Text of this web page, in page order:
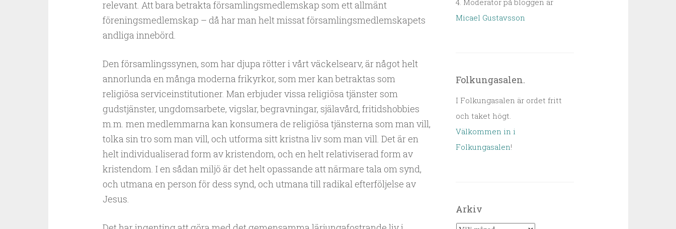
relevant. Att bara betrakta församlingsmedlemskap som ett allmänt
föreningsmedlemskap – då har man helt missat församlingsmedlemskapets
andliga innebörd.
Den församlingssynen, som har djupa rötter i vårt väckelsearv, är något helt
annorlunda en många moderna frikyrkor, som mer kan betraktas som
religiösa serviceinstitutioner. Man erbjuder vissa religiösa tjänster som
gudstjänster, ungdomsarbete, vigslar, begravningar, själavård, fritidshobbies
m.m. men medlemmarna kan konsumera de religiösa tjänsterna som man vill,
tolka sin tro som man vill, och utforma sitt kristna liv som man vill. Det är en
helt individualiserad form av kristendom, och en helt relativiserad form av
kristendom. I en sådan miljö är det helt opassande att närmare tala om synd,
och utmana en person för dess synd, och utmana till radikal efterföljelse av
Jesus.
4. Moderator på bloggen är
Micael Gustavsson
Folkungasalen.
I Folkungasalen är ordet fritt
och taket högt.
Välkommen in i
Folkungasalen!
Arkiv